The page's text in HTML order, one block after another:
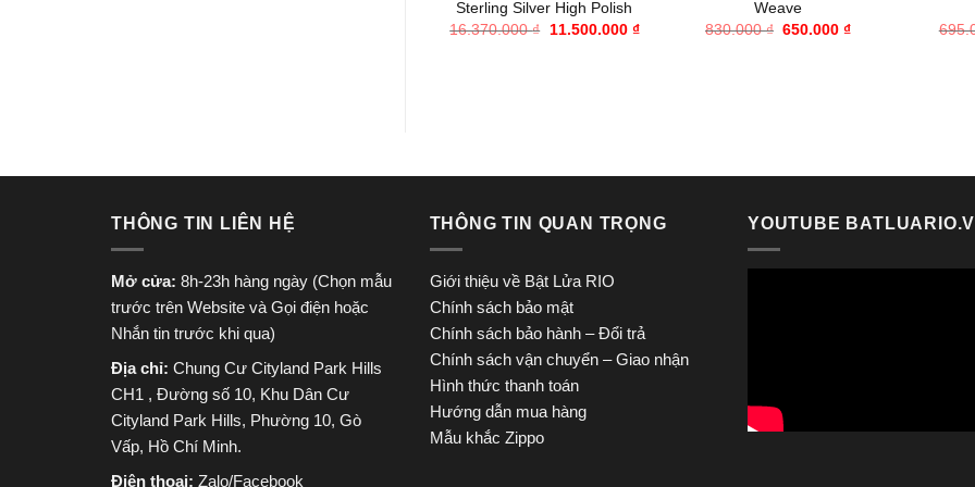
Sterling Silver High Polish
16.370.000₫
Giá
11.500.000 ₫Giá
Weave
830.000₫ Giá
650.000₫Giá
THÔNG TIN LIÊN HỆ
Mở cửa: 8h-23h hàng ngày (Chọn mẫu
trước trên Website và Gọi điện hoặc
Nhắn tin trước khi qua)
Địa chỉ: Chung Cư Cityland Park Hills
CH1 , Đường số 10, Khu Dân Cư
Cityland Park Hills, Phường 10, Gò
Vấp, Hồ Chí Minh.
Điện thoại: Zalo/Facebook
THÔNG TIN QUAN TRỌNG
Giới thiệu về Bật Lửa RIO
Chính sách bảo mật
Chính sách bảo hành – Đổi trả
Chính sách vận chuyển – Giao nhận
Hình thức thanh toán
Hướng dẫn mua hàng
Mẫu khắc Zippo
YOUTUBE